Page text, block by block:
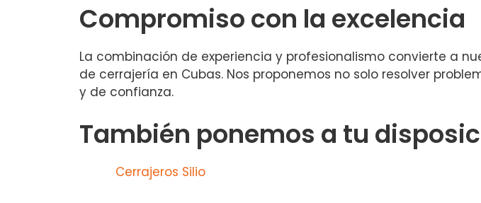
Compromiso con la excelencia
La combinación de experiencia y profesionalismo convierte a
de cerrajería en Cubas. Nos proponemos no solo resolver
y de confianza.
También ponemos a tu
Cerrajeros Silio